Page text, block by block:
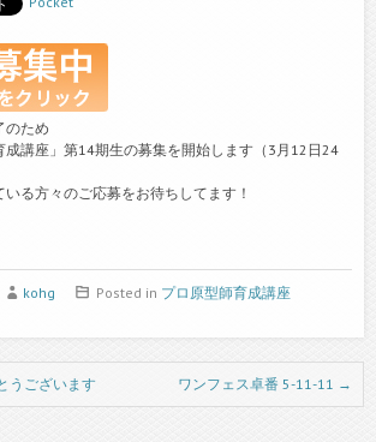
のため
成講座」第14期生の募集を開始します（3月12日24
る方々のご応募をお待ちしてます！
kohg Posted in プロ原型師育成講座
うございます ワンフェス卓番 5-11-11 →